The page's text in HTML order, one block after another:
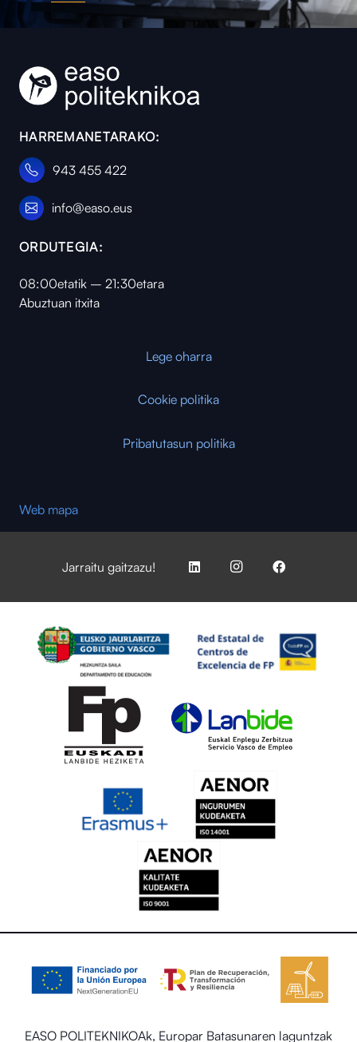
HARREMANETARAKO:
943 455 422
info@easo.eus
ORDUTEGIA:
08:00etatik – 21:30etara
Abuztuan itxita
Lege oharra
Cookie politika
Pribatutasun politika
Web mapa
Jarraitu gaitzazu!
EASO POLITEKNIKOAk, Europar Batasunaren laguntzak